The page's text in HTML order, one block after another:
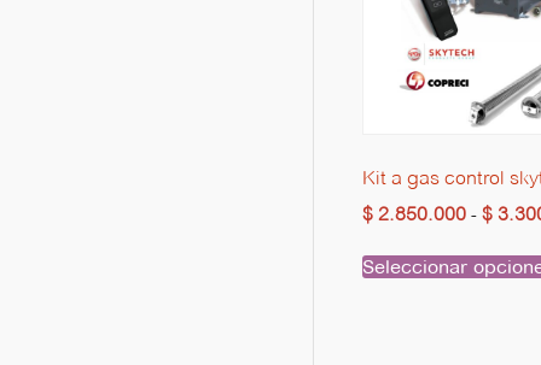
Kit a gas control
$2.850.000 - $
Seleccionar